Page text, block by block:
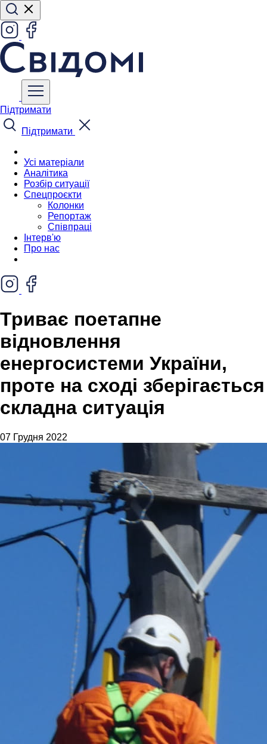
Підтримати
Підтримати
Усі матеріали
Аналітика
Розбір ситуації
Спецпроєкти
Колонки
Репортаж
Співпраці
Інтерв'ю
Про нас
Триває поетапне
відновлення
енергосистеми України,
проте на сході зберігається
складна ситуація
07 Грудня 2022